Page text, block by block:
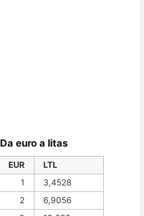
Da euro a litas
EUR
LTL
1
3,4528
2
6,9056